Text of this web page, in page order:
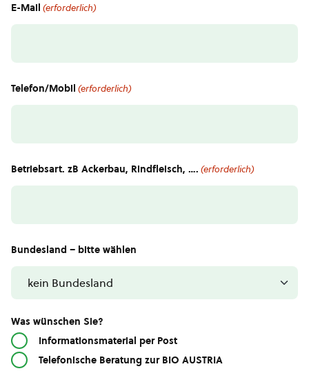
E-Mail (erforderlich)
Telefon/Mobil (erforderlich)
Betriebsart. zB Ackerbau, Rindfleisch, …. (erforderlich)
Bundesland – bitte wählen
Was wünschen Sie?
Informationsmaterial per Post
Telefonische Beratung zur BIO AUSTRIA